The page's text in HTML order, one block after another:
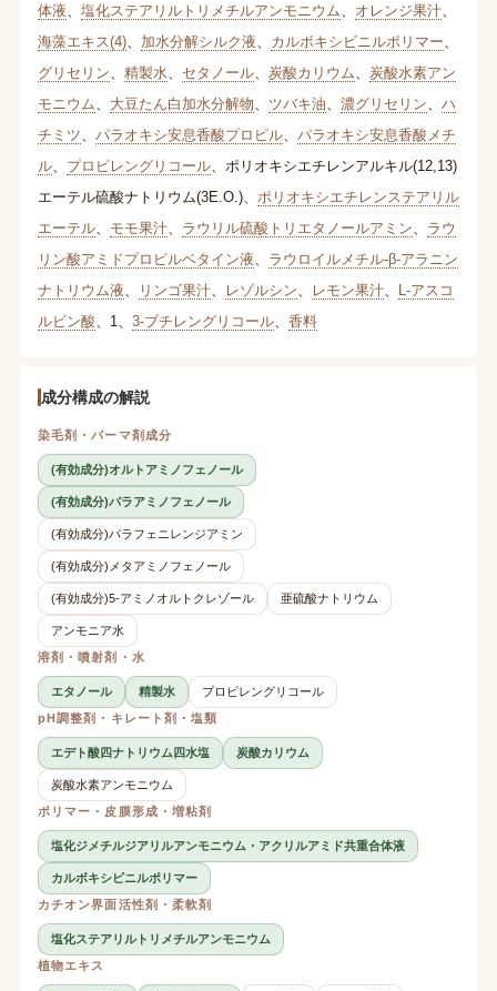
体液
塩化ステアリルトリメチルアンモニウム オレンジ果汁、
海藻エキス(4)、 加水分解シルク液 カルボキシビニルポリマー
グリセリン
精製水 セタノール、 炭酸カリウム
炭酸水素アン
モニウム
大豆たん白加水分解物 ツバキ油 濃グリセリン
ハ
チミツ
パラオキシ安息香酸プロピル、 パラオキシ安息香酸メチ
ル、 プロピレングリコール、 ポリオキシエチレンアルキル(12,13)
エーテル硫酸ナトリウム(3E.O.)、 ポリオキシエチレンステアリル
エーテル、 モモ果汁、 ラウリル硫酸トリエタノールアミン
ラウ
リン酸アミドプロピルベタイン液
ラウロイルメチル-β-アラニン
ナトリウム液
リンゴ果汁、 レゾルシン レモン果汁、 L-アスコ
ルビン酸
1 3-ブチレングリコール、 香料
成分構成の解説
染毛剤・パーマ剤成分
(有効成分)オルトアミノフェノール
(有効成分)パラアミノフェノール
(有効成分)パラフェニレンジアミン
(有効成分)メタアミノフェノール
(有効成分)5-アミノオルトクレゾール 亜硫酸ナトリウム
アンモニア水
溶剤・噴射剤・水
エタノール 精製水
プロピレングリコール
pH調整剤・キレート剤・塩類
エデト酸四ナトリウム四水塩 炭酸カリウム
炭酸水素アンモニウム
ポリマー・皮膜形成・増粘剤
塩化ジメチルジアリルアンモニウム・アクリルアミド共重合体液
カルボキシビニルポリマー
カチオン界面活性剤・柔軟剤
塩化ステアリルトリメチルアンモニウム
植物エキス